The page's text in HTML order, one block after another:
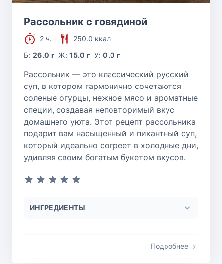
Рассольник с говядиной
2 ч.
250.0 ккал
Б:26.0 г Ж:15.0 г У:0.0 г
Рассольник — это классический русский
суп, в котором гармонично сочетаются
соленые огурцы, нежное мясо и ароматные
специи, создавая неповторимый вкус
домашнего уюта. Этот рецепт рассольника
подарит вам насыщенный и пикантный суп,
который идеально согреет в холодные дни,
удивляя своим богатым букетом вкусов.
ИНГРЕДИЕНТЫ
Подробнее